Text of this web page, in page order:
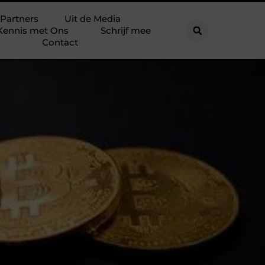
Partners
Uit de Media
met Ons
Schrijf mee
Contact